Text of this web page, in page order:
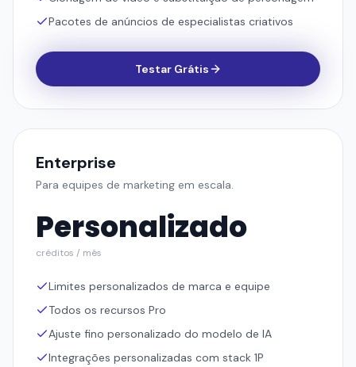
Enterprise
Para equipes de marketing em escala.
Personalizado
créditos / mês
Limites personalizados de marca e equipe
Todos os recursos Pro
Ajuste fino personalizado do modelo de IA
Suporte white-label
Customer Success dedicado
SLA empresarial e atribuição de IP
Serviços de compra de mídia e campanhas